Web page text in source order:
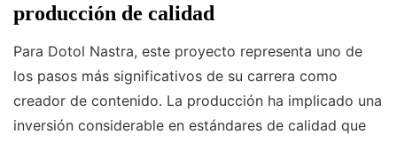
producción de calidad
Para Dotol Nastra, este proyecto representa uno de
los pasos más significativos de su carrera como
creador de contenido. La producción ha implicado una
inversión considerable en estándares de calidad que